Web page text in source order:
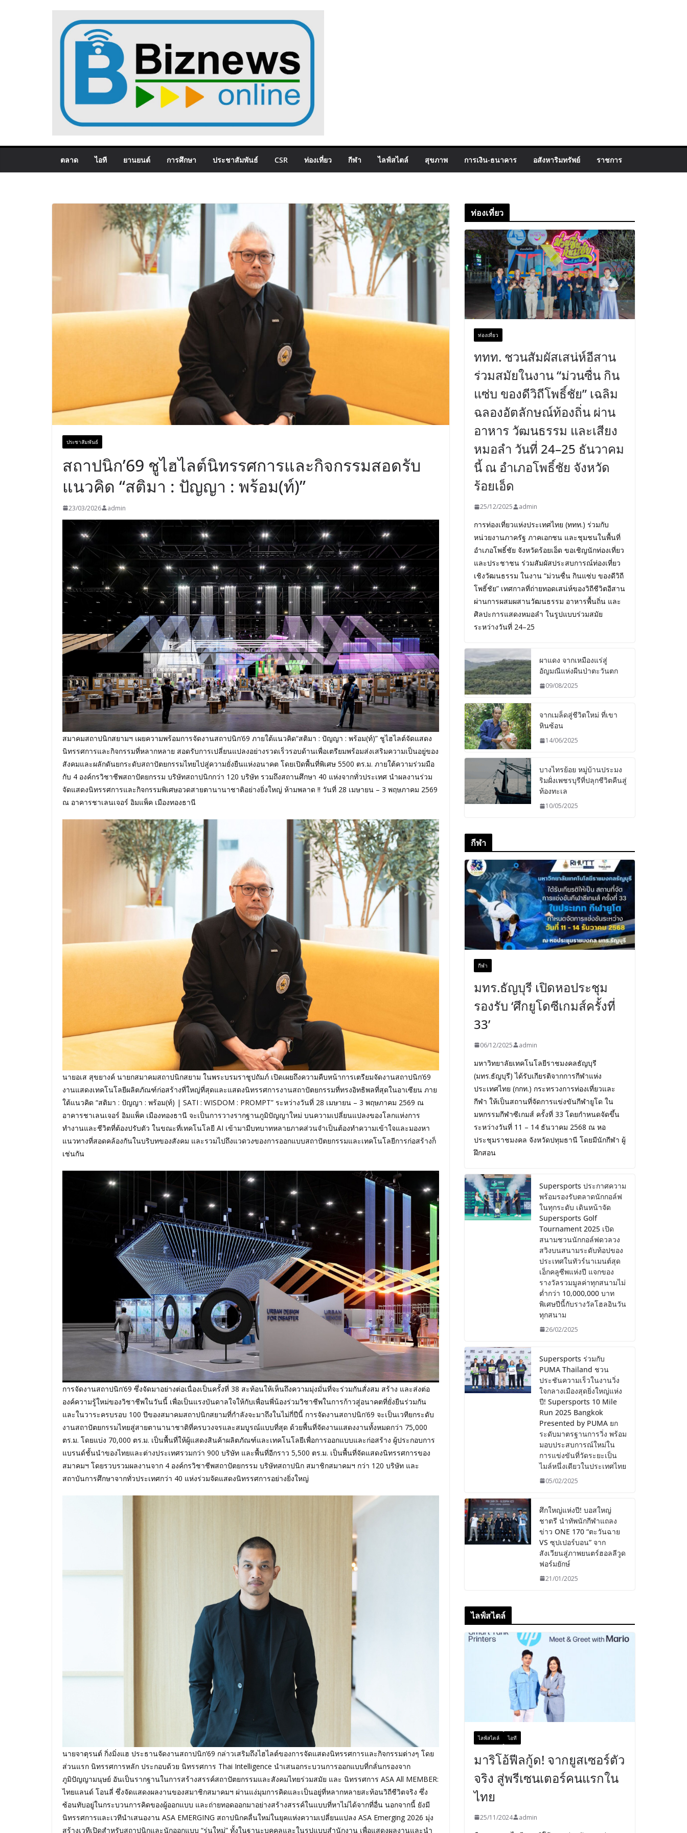
ตลาด ไอที ยานยนต์ การศึกษา ประชาสัมพันธ์ CSR ท่องเที่ยว กีฬา ไลฟ์สไตล์ สุขภาพ การเงิน-ธนาคาร อสังหาริมทรัพย์ ราชการ
ประชาสัมพันธ์
สถาปนิก’69 ชูไฮไลต์นิทรรศการและกิจกรรมสอดรับ
แนวคิด “สติมา : ปัญญา : พร้อม(ท์)”
23/03/2026 admin
สมาคมสถาปนิกสยามฯ เผยความพร้อมการจัดงานสถาปนิก’69 ภายใต้แนวคิด“สติมา : ปัญญา : พร้อม(ท์)” ชูไฮไลต์จัดแสดง
นิทรรศการและกิจกรรมที่หลากหลาย สอดรับการเปลี่ยนแปลงอย่างรวดเร็วรอบด้านเพื่อเตรียมพร้อมส่งเสริมความเป็นอยู่ของ
สังคมและผลักดันยกระดับสถาปัตยกรรมไทยไปสู่ความยั่งยืนแห่งอนาคต โดยเปิดพื้นที่พิเศษ 5500 ตร.ม. ภายใต้ความร่วมมือ
กับ 4 องค์กรวิชาชีพสถาปัตยกรรม บริษัทสถาปนิกกว่า 120 บริษัท รวมถึงสถานศึกษา 40 แห่งจากทั่วประเทศ นำผลงานร่วม
จัดแสดงนิทรรศการและกิจกรรมพิเศษอวดสายตานานาชาติอย่างยิ่งใหญ่ ห้ามพลาด !! วันที่ 28 เมษายน – 3 พฤษภาคม 2569
ณ อาคารชาเลนเจอร์ อิมแพ็ค เมืองทองธานี
นายอเส สุขยางค์ นายกสมาคมสถาปนิกสยาม ในพระบรมราชูปถัมภ์ เปิดเผยถึงความคืบหน้าการเตรียมจัดงานสถาปนิก’69
งานแสดงเทคโนโลยีผลิตภัณฑ์ก่อสร้างที่ใหญ่ที่สุดและแสดงนิทรรศการงานสถาปัตยกรรมที่ทรงอิทธิพลที่สุดในอาเซียน ภาย
ใต้แนวคิด “สติมา : ปัญญา : พร้อม(ท์) | SATI : WISDOM : PROMPT” ระหว่างวันที่ 28 เมษายน – 3 พฤษภาคม 2569 ณ
อาคารชาเลนเจอร์ อิมแพ็ค เมืองทองธานี จะเป็นการวางรากฐานภูมิปัญญาใหม่ บนความเปลี่ยนแปลงของโลกแห่งการ
ทำงานและชีวิตที่ต้องปรับตัว ในขณะที่เทคโนโลยี AI เข้ามามีบทบาทหลายภาคส่วนจำเป็นต้องทำความเข้าใจและมองหา
แนวทางที่สอดคล้องกันในบริบทของสังคม และรวมไปถึงแวดวงของการออกแบบสถาปัตยกรรมและเทคโนโลยีการก่อสร้างก็
เช่นกัน
การจัดงานสถาปนิก’69 ซึ่งจัดมาอย่างต่อเนื่องเป็นครั้งที่ 38 สะท้อนให้เห็นถึงความมุ่งมั่นที่จะร่วมกันสั่งสม สร้าง และส่งต่อ
องค์ความรู้ใหม่ของวิชาชีพในวันนี้ เพื่อเป็นแรงบันดาลใจให้กับเพื่อนพี่น้องร่วมวิชาชีพในการก้าวสู่อนาคตที่ยั่งยืนร่วมกัน
และในวาระครบรอบ 100 ปีของสมาคมสถาปนิกสยามที่กำลังจะมาถึงในไม่กี่ปีนี้ การจัดงานสถาปนิก’69 จะเป็นเวทียกระดับ
งานสถาปัตยกรรมไทยสู่สายตานานาชาติที่ครบวงจรและสมบูรณ์แบบที่สุด ด้วยพื้นที่จัดงานแสดงงานทั้งหมดกว่า 75,000
ตร.ม. โดยแบ่ง 70,000 ตร.ม. เป็นพื้นที่ให้ผู้แสดงสินค้าผลิตภัณฑ์และเทคโนโลยีเพื่อการออกแบบและก่อสร้าง ผู้ประกอบการ
แบรนด์ชั้นนำของไทยและต่างประเทศรวมกว่า 900 บริษัท และพื้นที่อีกราว 5,500 ตร.ม. เป็นพื้นที่จัดแสดงนิทรรศการของ
สมาคมฯ โดยรวบรวมผลงานจาก 4 องค์กรวิชาชีพสถาปัตยกรรม บริษัทสถาปนิก สมาชิกสมาคมฯ กว่า 120 บริษัท และ
สถาบันการศึกษาจากทั่วประเทศกว่า 40 แห่งร่วมจัดแสดงนิทรรศการอย่างยิ่งใหญ่
นายจาตุรนต์ กิ่งมิ่งแฮ ประธานจัดงานสถาปนิก’69 กล่าวเสริมถึงไฮไลต์ของการจัดแสดงนิทรรศการและกิจกรรมต่างๆ โดย
ส่วนแรก นิทรรศการหลัก ประกอบด้วย นิทรรศการ Thai Intelligence นำเสนอกระบวนการออกแบบที่กลั่นกรองจาก
ภูมิปัญญามนุษย์ อันเป็นรากฐานในการสร้างสรรค์สถาปัตยกรรมและสังคมไทยร่วมสมัย และ นิทรรศการ ASA All MEMBER:
ไทยแลนด์ โอนลี่ ซึ่งจัดแสดงผลงานของสมาชิกสมาคมฯ ผ่านแง่มุมการคิดและเป็นอยู่ที่หลากหลายสะท้อนวิถีชีวิตจริง ซึ่ง
ซ้อนทับอยู่ในกระบวนการคิดของผู้ออกแบบ และถ่ายทอดออกมาอย่างสร้างสรรค์ในแบบที่หาไม่ได้จากที่อื่น นอกจากนี้ ยังมี
นิทรรศการและเวทีนำเสนองาน ASA EMERGING สถาปนิกคลื่นใหม่ในยุคแห่งความเปลี่ยนแปลง ASA Emerging 2026 มุ่ง
สร้างเวทีเปิดสําหรับสถาปนิกและนักออกแบบ “รุ่นใหม่” ทั้งในฐานะบุคคลและในรูปแบบสํานักงาน เพื่อแสดงผลงานและนํา
ท่องเที่ยว
ท่องเที่ยว
ททท. ชวนสัมผัสเสน่ห์อีสาน
ร่วมสมัยในงาน “ม่วนซื่น กิน
แซ่บ ของดีวิถีโพธิ์ชัย” เฉลิม
ฉลองอัตลักษณ์ท้องถิ่น ผ่าน
อาหาร วัฒนธรรม และเสียง
หมอลำ วันที่ 24–25 ธันวาคม
นี้ ณ อำเภอโพธิ์ชัย จังหวัด
ร้อยเอ็ด
25/12/2025 admin
การท่องเที่ยวแห่งประเทศไทย (ททท.) ร่วมกับ
หน่วยงานภาครัฐ ภาคเอกชน และชุมชนในพื้นที่
อำเภอโพธิ์ชัย จังหวัดร้อยเอ็ด ขอเชิญนักท่องเที่ยว
และประชาชน ร่วมสัมผัสประสบการณ์ท่องเที่ยว
เชิงวัฒนธรรม ในงาน “ม่วนซื่น กินแซ่บ ของดีวิถี
โพธิ์ชัย” เทศกาลที่ถ่ายทอดเสน่ห์ของวิถีชีวิตอีสาน
ผ่านการผสมผสานวัฒนธรรม อาหารพื้นถิ่น และ
ศิลปะการแสดงหมอลำ ในรูปแบบร่วมสมัย
ระหว่างวันที่ 24–25
ผาแดง จากเหมืองแร่สู่
อัญมณีแห่งผืนป่าตะวันตก
09/08/2025
จากเมล็ดสู่ชีวิตใหม่ ที่เขา
หินซ้อน
14/06/2025
บางไทรย้อย หมู่บ้านประมง
ริมฝั่งเพชรบุรีที่ปลุกชีวิตคืนสู่
ท้องทะเล
10/05/2025
กีฬา
กีฬา
มทร.ธัญบุรี เปิดหอประชุม
รองรับ ‘ศึกยูโดซีเกมส์ครั้งที่
33’
06/12/2025 admin
มหาวิทยาลัยเทคโนโลยีราชมงคลธัญบุรี
(มทร.ธัญบุรี) ได้รับเกียรติจากการกีฬาแห่ง
ประเทศไทย (กกท.) กระทรวงการท่องเที่ยวและ
กีฬา ให้เป็นสถานที่จัดการแข่งขันกีฬายูโด ใน
มหกรรมกีฬาซีเกมส์ ครั้งที่ 33 โดยกำหนดจัดขึ้น
ระหว่างวันที่ 11 – 14 ธันวาคม 2568 ณ หอ
ประชุมราชมงคล จังหวัดปทุมธานี โดยมีนักกีฬา ผู้
ฝึกสอน
Supersports ประกาศความ
พร้อมรองรับตลาดนักกอล์ฟ
ในทุกระดับ เดินหน้าจัด
Supersports Golf
Tournament 2025 เปิด
สนามชวนนักกอล์ฟดวลวง
สวิงบนสนามระดับท้อปของ
ประเทศในทัวร์นาเมนต์สุด
เอ็กคลูซีพแห่งปี แจกของ
รางวัลรวมมูลค่าทุกสนามไม่
ต่ำกว่า 10,000,000 บาท
พิเศษปีนี้กับรางวัลโฮลอินวัน
ทุกสนาม
26/02/2025
Supersports ร่วมกับ
PUMA Thailand ชวน
ประชันความเร็วในงานวิ่ง
ใจกลางเมืองสุดยิ่งใหญ่แห่ง
ปี! Supersports 10 Mile
Run 2025 Bangkok
Presented by PUMA ยก
ระดับมาตรฐานการวิ่ง พร้อม
มอบประสบการณ์ใหม่ใน
การแข่งขันที่วัดระยะเป็น
ไมล์หนึ่งเดียวในประเทศไทย
05/02/2025
ศึกใหญ่แห่งปี! บอสใหญ่
ชาตรี นำทัพนักกีฬาแถลง
ข่าว ONE 170 “ตะวันฉาย
VS ซุปเปอร์บอน” จาก
สังเวียนสู่ภาพยนตร์ฮอลลีวูด
ฟอร์มยักษ์
21/01/2025
ไลฟ์สไตล์
ไลฟ์สไตล์ ไอที
มาริโอ้ฟีลกู้ด! จากยูสเซอร์ตัว
จริง สู่พรีเซนเตอร์คนแรกใน
ไทย
25/11/2024 admin